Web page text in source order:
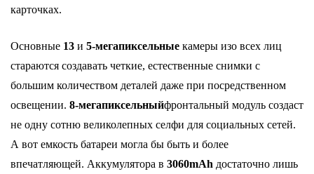
карточках.
Основные 13 и 5-мегапиксельные камеры изо всех лиц
стараются создавать четкие, естественные снимки с
большим количеством деталей даже при посредственном
освещении. 8-мегапиксельныйфронтальный модуль создаст
не одну сотню великолепных селфи для социальных сетей.
А вот емкость батареи могла бы быть и более
впечатляющей. Аккумулятора в 3060mAh достаточно лишь